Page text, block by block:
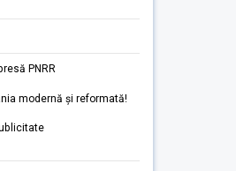
PNRR
modernă și reformată!